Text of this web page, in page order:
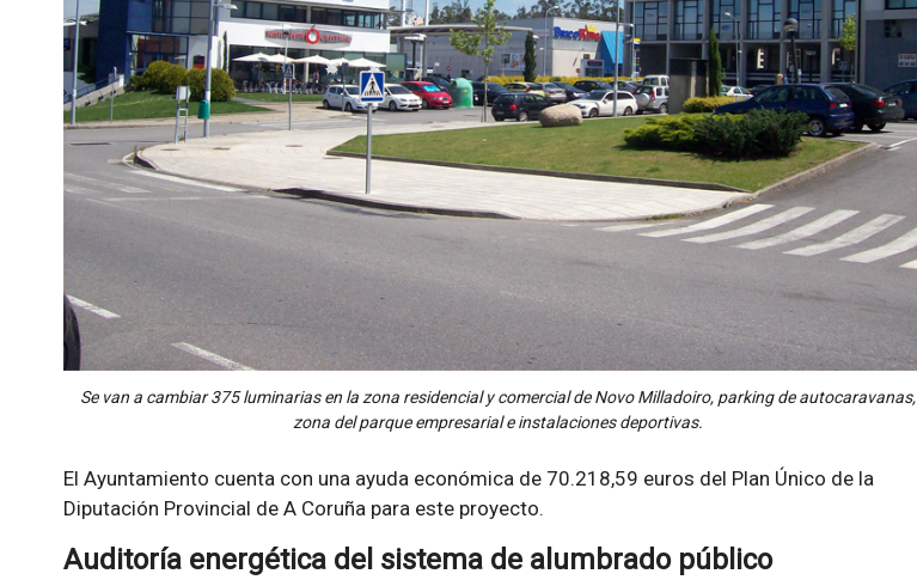
Se van a cambiar 375 luminarias en la zona residencial y comercial de Novo Milladoiro, parking de autocaravanas,
zona del parque empresarial e instalaciones deportivas.
El Ayuntamiento cuenta con una ayuda económica de 70.218,59 euros del Plan Único de la
Diputación Provincial de A Coruña para este proyecto.
Auditoría energética del sistema de alumbrado público